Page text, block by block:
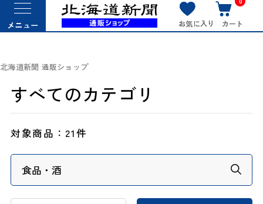
メニュー お気に入り カート
北海道新聞 通販ショップ
すべてのカテゴリ
対象商品： 21件